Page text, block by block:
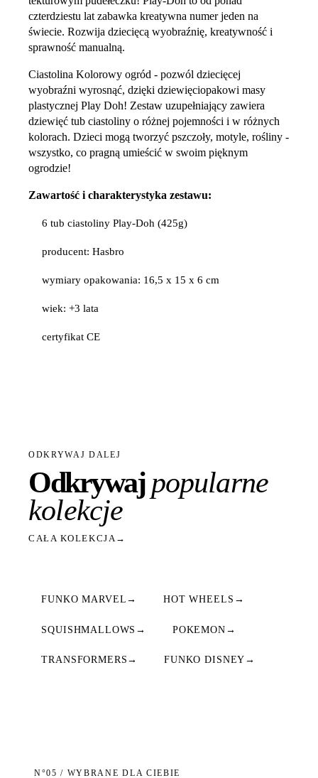
czterdziestu lat zabawka kreatywna numer jeden na
świecie. Rozwija dziecięcą wyobraźnię, kreatywność i
sprawność manualną.
Ciastolina Kolorowy ogród - pozwól dziecięcej
wyobraźni wyrosnąć, dzięki dziewięciopakowi masy
plastycznej Play Doh! Zestaw uzupełniający zawiera
dziewięć tub ciastoliny o różnej pojemności i w różnych
kolorach. Dzieci mogą tworzyć pszczoły, motyle, rośliny -
wszystko, co pragną umieścić w swoim pięknym
ogrodzie!
Zawartość i charakterystyka zestawu:
6 tub ciastoliny Play-Doh (425g)
producent: Hasbro
wymiary opakowania: 16,5 x 15 x 6 cm
wiek: +3 lata
certyfikat CE
ODKRYWAJ DALEJ
Odkrywajpopularne
kolekcje
CAŁA KOLEKCJA→
FUNKO MARVEL → HOT WHEELS →
SQUISHMALLOWS → POKEMON →
TRANSFORMERS → FUNKO DISNEY →
N°05 / WYBRANE DLA CIEBIE